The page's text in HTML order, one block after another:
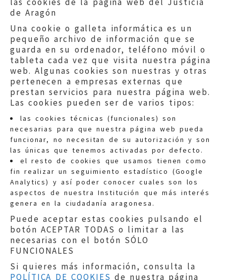
de Aragón
Una cookie o galleta informática es un
pequeño archivo de información que se
guarda en su ordenador, teléfono móvil o
tableta cada vez que visita nuestra página
web. Algunas cookies son nuestras y otras
pertenecen a empresas externas que
prestan servicios para nuestra página web.
Las cookies pueden ser de varios tipos:
las cookies técnicas (funcionales) son
necesarias para que nuestra página web pueda
funcionar, no necesitan de su autorización y son
las únicas que tenemos activadas por defecto.
el resto de cookies que usamos tienen como
fin realizar un seguimiento estadístico (Google
Analytics) y así poder conocer cuales son los
aspectos de nuestra Institución que más interés
genera en la ciudadanía aragonesa.
Puede aceptar estas cookies pulsando el
botón ACEPTAR TODAS o limitar a las
necesarias con el botón SÓLO
FUNCIONALES
Si quieres más información, consulta la
POLÍTICA DE COOKIES de nuestra página
Quejas:quejas@eljusticiadearagon.es
Información general:
informacion@eljusticiadearagon.es
Teléfonos:900 210 210/